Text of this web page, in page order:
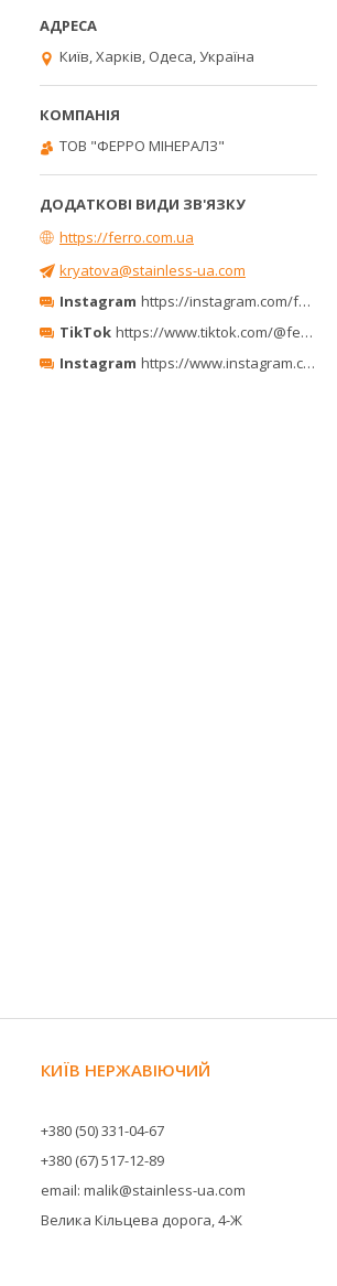
Київ, Харків, Одеса, Україна
ТОВ "ФЕРРО МІНЕРАЛЗ"
https://ferro.com.ua
kryatova@stainless-ua.com
Instagram https://instagram.com/ferro_minerals/
TikTok https://www.tiktok.com/@ferrominerals
Instagram https://www.instagram.com/ferrominerals_kyiv/
КИЇВ НЕРЖАВІЮЧИЙ
+380 (50) 331-04-67
+380 (67) 517-12-89
email: malik@stainless-ua.com
Велика Кільцева дорога, 4-Ж